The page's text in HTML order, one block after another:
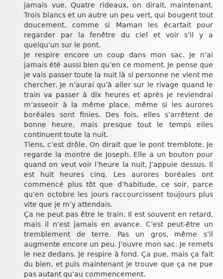
jamais vue. Quatre rideaux, on dirait, maintenant.
Trois blancs et un autre un peu vert, qui bougent tout
doucement, comme si Maman les écartait pour
regarder par la fenêtre du ciel et voir s’il y a
quelqu’un sur le pont.
Je respire encore un coup dans mon sac. Je n’ai
jamais été aussi bien qu’en ce moment. Je pense que
je vais passer toute la nuit là si personne ne vient me
chercher. Je n’aurai qu’à aller sur le rivage quand le
train va passer à dix heures et après je reviendrai
m’asseoir à la même place, même si les aurores
boréales sont finies. Des fois, elles s’arrêtent de
bonne heure, mais presque tout le temps elles
continuent toute la nuit.
Tiens, c’est drôle. On dirait que le pont tremblote. Je
regarde la montre de Joseph. Elle a un bouton pour
quand on veut voir l’heure la nuit. J’appuie dessus. Il
est huit heures cinq. Les aurores boréales ont
commencé plus tôt que d’habitude, ce soir, parce
qu’en octobre les jours raccourcissent toujours plus
vite que je m’y attendais.
Ça ne peut pas être le train. Il est souvent en retard,
mais il n’est jamais en avance. C’est peut-être un
tremblement de terre. Pas un gros, même s’il
augmente encore un peu. J’ouvre mon sac. Je remets
le nez dedans. Je respire à fond. Ça pue, mais ça fait
du bien, et puis maintenant je trouve que ça ne pue
pas autant qu’au commencement.